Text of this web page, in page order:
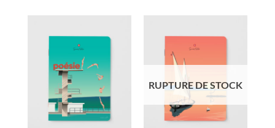
RUPTURE DE STOCK